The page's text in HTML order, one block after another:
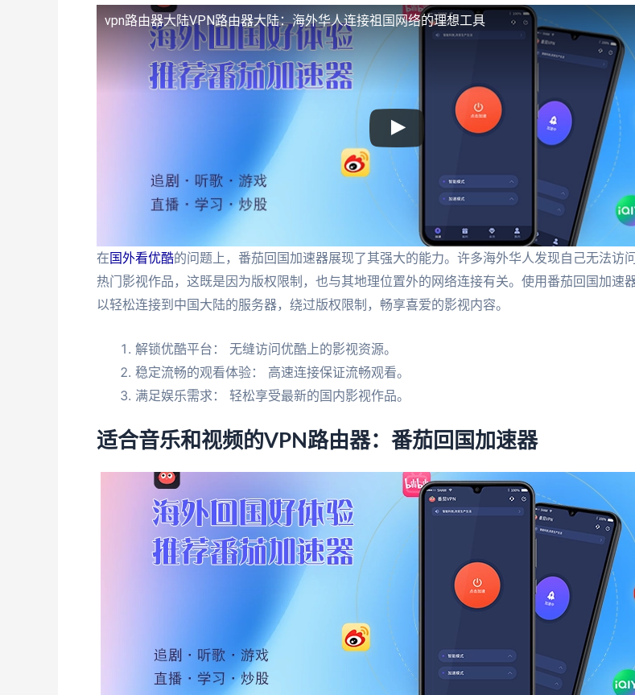
vpn路由器大陆VPN路由器大陆：海外华人连接祖国网络的理想工具
在国外看优酷的问题上，番茄回国加速器展现了其强大的能力。许多海外华人发现自己无法访
热门影视作品，这既是因为版权限制，也与其地理位置外的网络连接有关。使用番茄回国加速
以轻松连接到中国大陆的服务器，绕过版权限制，畅享喜爱的影视内容。
解锁优酷平台： 无缝访问优酷上的影视资源。
稳定流畅的观看体验： 高速连接保证流畅观看。
满足娱乐需求： 轻松享受最新的国内影视作品。
适合音乐和视频的VPN路由器：番茄回国加速器